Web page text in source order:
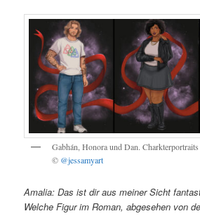
Gabhán, Honora und Dan. Charkterportraits
© @jessamyart
Amalia: Das ist dir aus meiner Sicht
Welche Figur im Roman, abgesehen von